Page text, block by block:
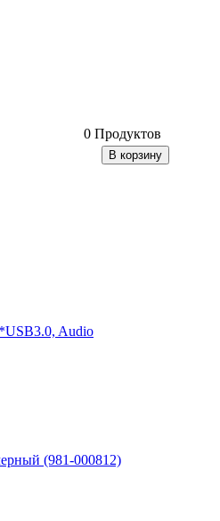
0 Продуктов
В корзину
Audio
(981-000812)